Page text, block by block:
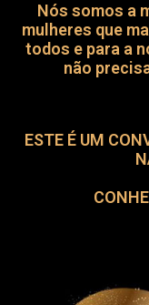
Nós somos a
mulheres que
todos e para a
não
ESTE É UM